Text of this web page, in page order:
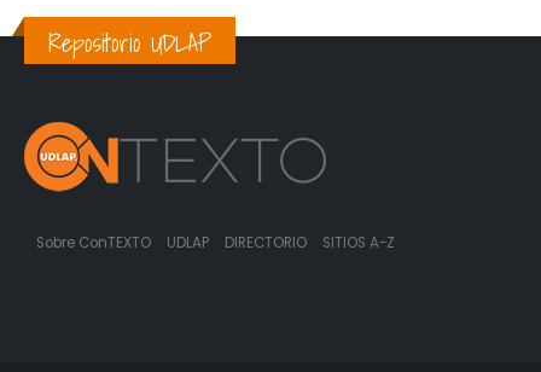
Repositorio UDLAP
Sobre ConTEXTO UDLAP DIRECTORIO SITIOS A-Z